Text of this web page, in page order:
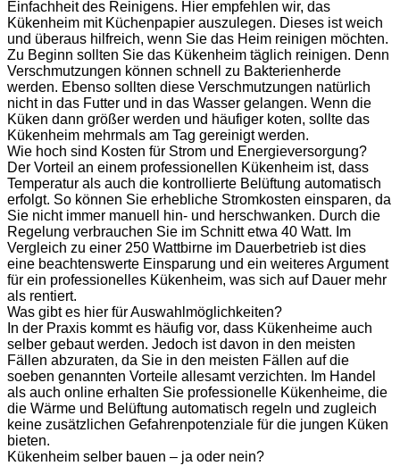
Einfachheit des Reinigens. Hier empfehlen wir, das
Kükenheim mit Küchenpapier auszulegen. Dieses ist weich
und überaus hilfreich, wenn Sie das Heim reinigen möchten.
Zu Beginn sollten Sie das Kükenheim täglich reinigen. Denn
Verschmutzungen können schnell zu Bakterienherde
werden. Ebenso sollten diese Verschmutzungen natürlich
nicht in das Futter und in das Wasser gelangen. Wenn die
Küken dann größer werden und häufiger koten, sollte das
Kükenheim mehrmals am Tag gereinigt werden.
Wie hoch sind Kosten für Strom und Energieversorgung?
Der Vorteil an einem professionellen Kükenheim ist, dass
Temperatur als auch die kontrollierte Belüftung automatisch
erfolgt. So können Sie erhebliche Stromkosten einsparen, da
Sie nicht immer manuell hin- und herschwanken. Durch die
Regelung verbrauchen Sie im Schnitt etwa 40 Watt. Im
Vergleich zu einer 250 Wattbirne im Dauerbetrieb ist dies
eine beachtenswerte Einsparung und ein weiteres Argument
für ein professionelles Kükenheim, was sich auf Dauer mehr
als rentiert.
Was gibt es hier für Auswahlmöglichkeiten?
In der Praxis kommt es häufig vor, dass Kükenheime auch
selber gebaut werden. Jedoch ist davon in den meisten
Fällen abzuraten, da Sie in den meisten Fällen auf die
soeben genannten Vorteile allesamt verzichten. Im Handel
als auch online erhalten Sie professionelle Kükenheime, die
die Wärme und Belüftung automatisch regeln und zugleich
keine zusätzlichen Gefahrenpotenziale für die jungen Küken
bieten.
Kükenheim selber bauen – ja oder nein?